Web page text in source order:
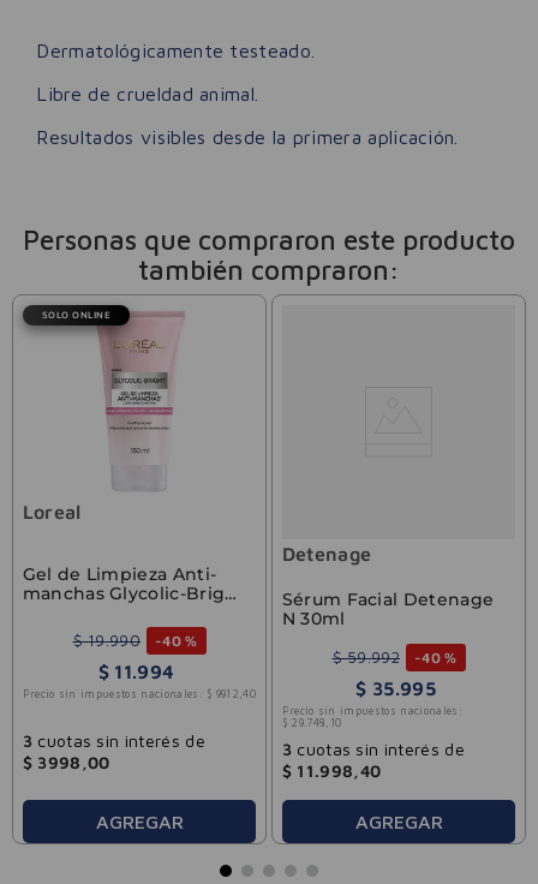
Dermatológicamente testeado.
Libre de crueldad animal.
Resultados visibles desde la primera aplicación.
Personas que compraron este producto
también compraron:
SOLO ONLINE
Loreal
Gel de Limpieza Anti-
manchas Glycolic-Bright
$ 19.990 -40 %
$ 11.994
Precio sin impuestos nacionales: $ 9912 ,40
3cuotas sin interés de
$ 3998 00
AGREGAR
Detenage
Sérum Facial Detenage
N 30ml
$ 59.992 -40 %
$ 35.995
Precio sin impuestos nacionales:
$ 29. 748 10
3cuotas sin interés de
$ 11.998 40
AGREGAR